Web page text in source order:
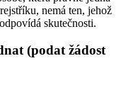
nemá ten, jehož
skutečnosti.
(podat žádost